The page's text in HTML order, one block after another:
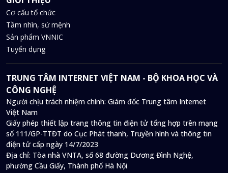
Cơ cấu tổ chức
Tầm nhìn, sứ mệnh
Sản phẩm VNNIC
Tuyển dụng
TRUNG TÂM INTERNET VIỆT NAM - BỘ KHOA HỌC VÀ
CÔNG NGHỆ
Người chịu trách nhiệm chính: Giám đốc Trung tâm Internet
Việt Nam
Giấy phép thiết lập trang thông tin điện tử tổng hợp trên mạng
số 111/GP-TTĐT do Cục Phát thanh, Truyền hình và thông tin
điện tử cấp ngày 14/7/2023
Địa chỉ: Tòa nhà VNTA, số 68 đường Dương Đình Nghệ,
phường Cầu Giấy, Thành phố Hà Nội